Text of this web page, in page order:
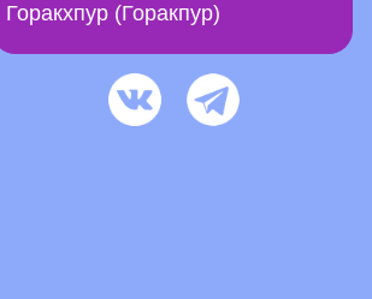
Горакхпур (Горакпур)